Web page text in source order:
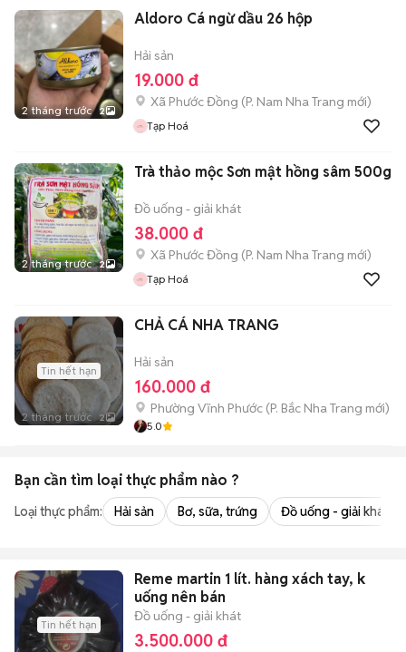
2 tháng trước 2
Aldoro Cá ngừ dầu 26 hộp
Hải sản
19.000 đ
Xã Phước Đồng (P. Nam Nha Trang mới)
Tạp Hoá
2 tháng trước 2
Trà thảo mộc Sơn mật hồng sâm 500g
Đồ uống - giải khát
38.000 đ
Xã Phước Đồng (P. Nam Nha Trang mới)
Tạp Hoá
Tin hết hạn
2 tháng trước 2
CHẢ CÁ NHA TRANG
Hải sản
160.000 đ
Phường Vĩnh Phước (P. Bắc Nha Trang mới)
5.0
Bạn cần tìm loại thực phẩm nào ?
Loại thực phẩm: Hải sản Bơ, sữa, trứng Đồ uống - giải khát
Tin hết hạn
Reme martin 1 lít. hàng xách tay, k
uống nên bán
Đồ uống - giải khát
3.500.000 đ